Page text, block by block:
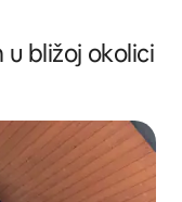
u bližoj okolici